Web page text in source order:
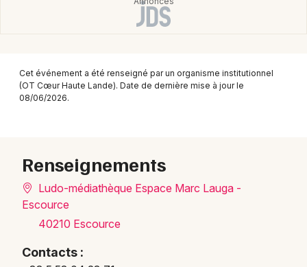
Soirées
Sorties & loisirs
Cinéma dans les Landes
Cinéma en Aquitaine
Strasbourg
Toulouse
Cet événement a été renseigné par un organisme institutionnel
(OT Cœur Haute Lande). Date de dernière mise à jour le
08/06/2026.
Renseignements
Ludo-médiathèque Espace Marc Lauga -
Escource
40210 Escource
Contacts :